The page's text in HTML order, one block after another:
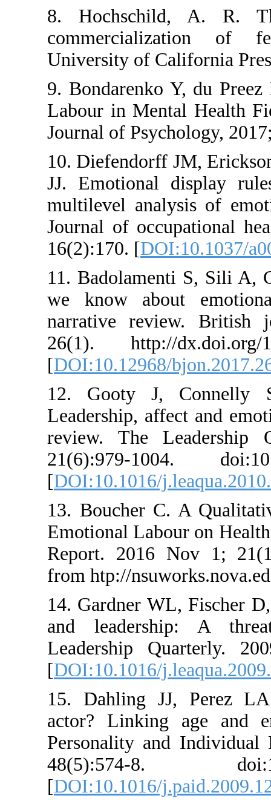
8. Hochschild,
University of
9. Bondarenko Y,
Labour in Mental
Journal of
10. Diefendorff
JJ. Emotional
multilevel analysis
Journal of
16(2):170. [
11. Badolamenti
we know about
narrative review.
26(1). http://
[DOI:10.12968/
12. Gooty J,
Leadership, affect
review. The
21(6):979-1004.
[DOI:10.1016/
13. Boucher C. A
Emotional Labour
Report. 2016
from htp://
14. Gardner WL,
and leadership:
Leadership
[DOI:10.1016/
15. Dahling JJ,
actor? Linking
Personality and
48(5):574-8.
[DOI:10.1016/